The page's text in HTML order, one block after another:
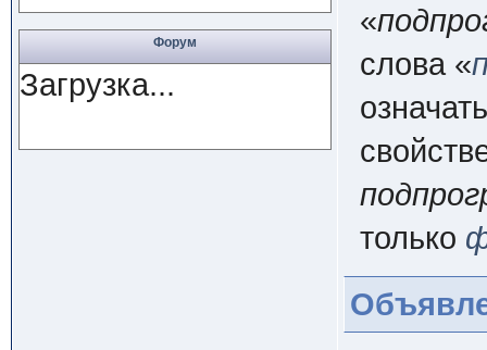
Форум
Загрузка...
«
слова «
только